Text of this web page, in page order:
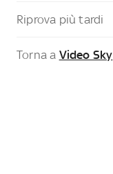
Riprova più tardi
Torna a Video Sky